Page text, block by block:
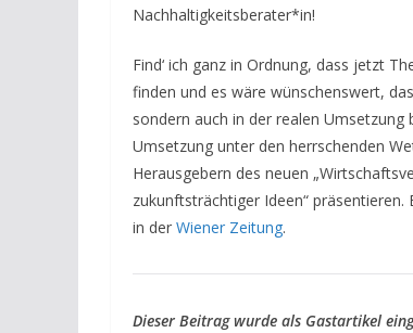
Nachhaltigkeitsberater*in!
Find‘ ich ganz in Ordnung, dass jetzt
finden und es wäre wünschenswert,
sondern auch in der realen
Umsetzung unter den herrschenden
Herausgebern des neuen
zukunftsträchtiger Ideen“
in der Wiener Zeitung.
Dieser Beitrag wurde als Gastartikel